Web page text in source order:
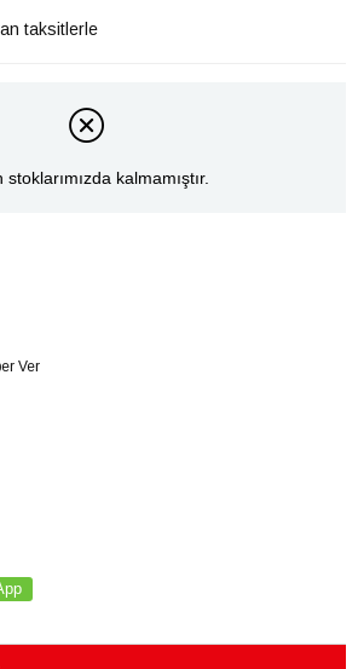
taksitlerle
stoklarımızda kalmamıştır.
Ver